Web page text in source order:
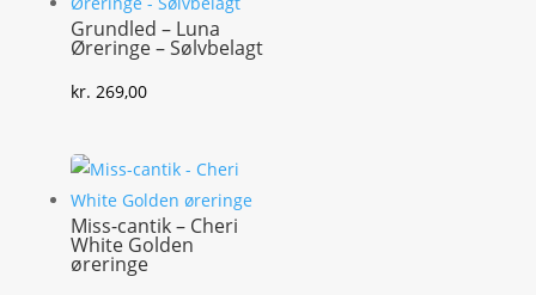
Grundled – Luna
Øreringe – Sølvbelagt
kr. 269,00
Miss-cantik – Cheri
White Golden
øreringe